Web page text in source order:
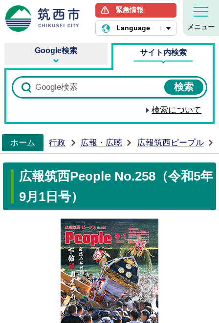
筑西市ホームページ
緊急情報
Language メニュー
Google検索 サイト内検索
検索について
ホーム
行政 広報・広聴 広報筑西ピープル
広報筑西People No.258（令和5年
9月1日号）